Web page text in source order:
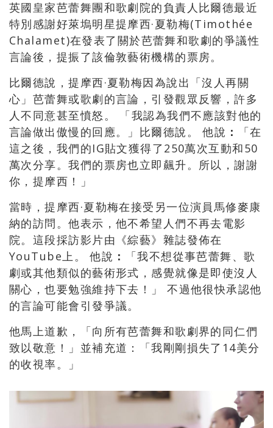
英國皇家芭蕾舞團和歌劇院的負責人比爾德最近
特別感謝好萊塢明星提摩西·夏勒梅(Timothée
Chalamet)在發表了關於芭蕾舞和歌劇的爭議性
言論後，提振了該倫敦藝術機構的票房。
比爾德說，提摩西·夏勒梅因為說出「沒人再關
心」芭蕾舞或歌劇的言論，引發觀眾反響，許多
人不同意甚至憤怒。 「我認為我們不應該對他的
言論做出傲慢的回應。」比爾德說。 他說 ： 「在
這之後，我們的IG貼文獲得了250萬次互動和50
萬次分享。我們的票房也立即飆升。所以，謝謝
你，提摩西！
」
當時，提摩西·夏勒梅在接受另一位演員馬修麥康
納的訪問。他表示，他不希望人們不再去電影
院。這段採訪影片由《綜藝》雜誌發佈在
YouTube上。 他說 ： 「我不想從事芭蕾舞、歌
劇或其他類似的藝術形式，感覺就像是即使沒人
關心，也要勉強維持下去！
」
不過他很快承認他
的言論可能會引發爭議。
他馬上道歉，「向所有芭蕾舞和歌劇界的同仁們
致以敬意！」並補充道：
「我剛剛損失了14美分
的收視率。」